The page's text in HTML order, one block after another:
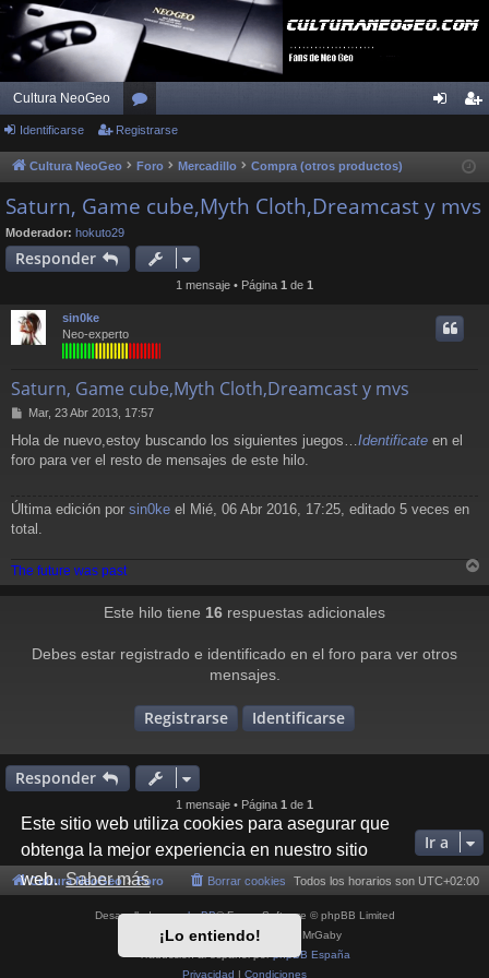
Este sitio web utiliza cookies para asegurar que
obtenga la mejor experiencia en nuestro sitio
web.Saber más
¡Lo entiendo!
Cultura NeoGeo
or
os ist
Identificarse Registrarse
Cultura NeoGeo Foro Mercadillo Compra (otros productos)
Saturn, Game cube,Myth Cloth,Dreamcast y mvs
Moderador: hokuto29
Responder
1 mensaje • Página 1 de 1
sin0ke
Neo-experto
Saturn, Game cube,Myth Cloth,Dreamcast y mvs
M
n
s
e
Mar, 23 Abr 2013, 17:57
Hola de nuevo,estoy buscando los siguientes juegos… Identificate en el
foro para ver el resto de mensajes de este hilo.
Última edición por sin0ke el Mié, 06 Abr 2016, 17:25, editado 5 veces en
total.
The future was past
r
Este hilo tiene 16 respuestas adicionales
Debes estar registrado e identificado en el foro para ver otros
mensajes.
Registrarse Identificarse
Responder
1 mensaje • Página 1 de 1
Ir a
Cultura NeoGeo Foro Todos los horarios son UTC+02:00
Borrar cookies
Desarrollado porphpBB® Forum Software © phpBB Limited
Style porArty- phpBB 3.3 por MrGaby
phpBB España
Privacidad | Condiciones